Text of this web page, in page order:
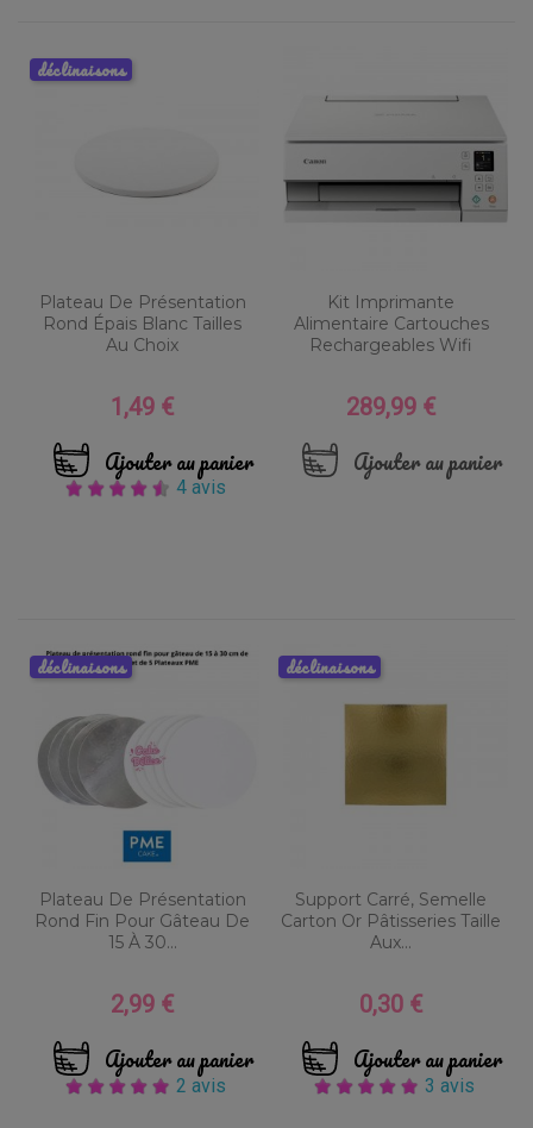
Plateau De Présentation
Rond Épais Blanc Tailles
Au Choix
Prix
1,49 €
Ajouter au panier
4 avis
déclinaisons
Kit Imprimante
Alimentaire Cartouches
Rechargeables Wifi
Prix
289,99 €
Ajouter au panier
Plateau De Présentation
Rond Fin Pour Gâteau De
15 À 30...
Prix
2,99 €
Ajouter au panier
2 avis
déclinaisons
Support Carré, Semelle
Carton Or Pâtisseries Taille
Aux...
Prix
0,30 €
Ajouter au panier
3 avis
déclinaisons